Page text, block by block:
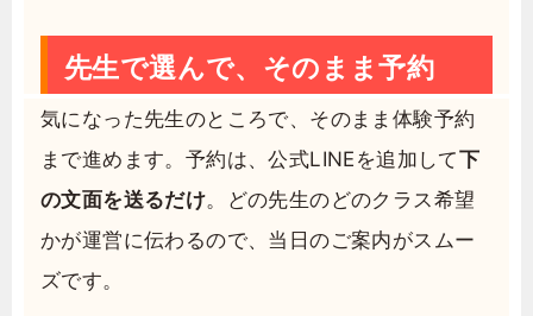
先生で選んで、そのまま予約
気になった先生のところで、そのまま体験予約
まで進めます。予約は、公式LINEを追加して下
の文面を送るだけ。どの先生のどのクラス希望
かが運営に伝わるので、当日のご案内がスムー
ズです。